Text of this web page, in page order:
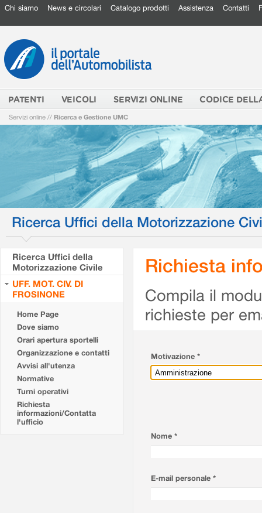
Chi siamo News e circolari Catalogo prodotti Assistenza Contatti
PATENTI VEICOLI SERVIZI ONLINE CODICE
Servizi online // Ricerca e Gestione UMC
Ricerca Uffici della Motorizzazione
Ricerca Uffici della
Motorizzazione Civile
UFF. MOT. CIV. DI
FROSINONE
Home Page
Dove siamo
Orari apertura sportelli
Organizzazione e contatti
Avvisi all'utenza
Normative
Turni operativi
Richiesta
informazioni/Contatta
l'ufficio
Richiesta
Compila il
richieste per
Motivazione *
Nome *
E-mail personale *